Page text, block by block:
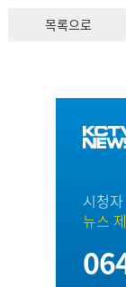
목록으로
시청
뉴스